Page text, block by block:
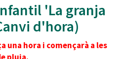
'La granja
d'hora)
una hora i començarà a les